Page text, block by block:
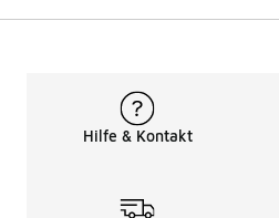
Hilfe & Kontakt